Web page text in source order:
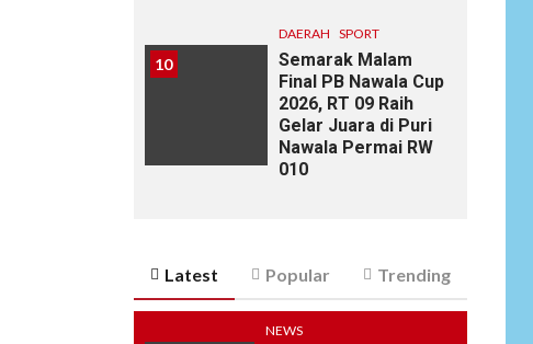
10
DAERAH SPORT
Semarak Malam
Final PB Nawala Cup
2026, RT 09 Raih
Gelar Juara di Puri
Nawala Permai RW
010
Latest Popular Trending
NEWS